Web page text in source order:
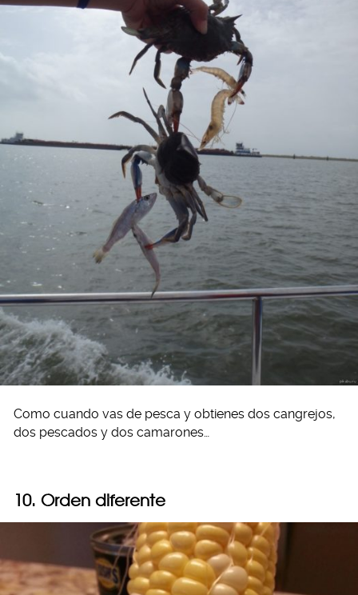
Como cuando vas de pesca y obtienes dos cangrejos,
dos pescados y dos camarones…
10. Orden diferente